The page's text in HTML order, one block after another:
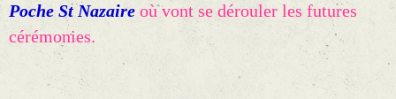
Poche St Nazaire où vont se dérouler les futures
cérémonies.